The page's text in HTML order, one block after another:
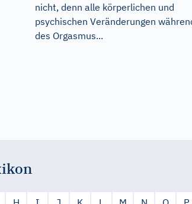
nicht, denn alle körperlichen und
psychischen Veränderungen
des Orgasmus...